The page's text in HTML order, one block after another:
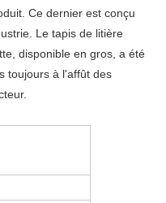
Ce dernier est conçu
Le tapis de litière
disponible en gros, a été
toujours à l'affût des